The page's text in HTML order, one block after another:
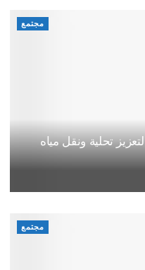
مجتمع
تحلية ونقل مياه
مجتمع